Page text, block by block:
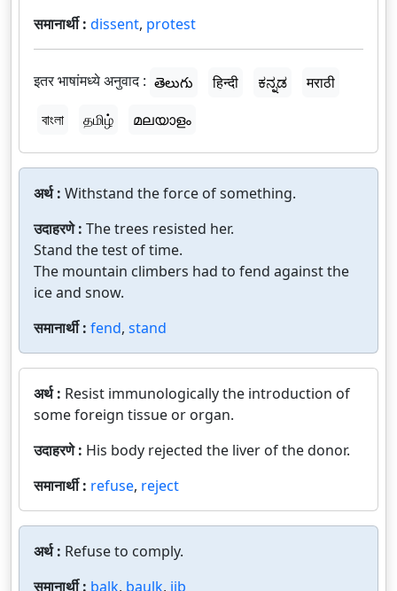
समानार्थी : dissent, protest
इतर भाषांमध्ये अनुवाद : తెలుగు हिन्दी ಕನ್ನಡ
मराठी
বাংলা
தமிழ் മലയാളം
अर्थ : Withstand the force of something.
उदाहरणे : The trees resisted her.
Stand the test of time.
The mountain climbers had to fend against the
ice and snow.
समानार्थी : fend, stand
अर्थ : Resist immunologically the introduction of
some foreign tissue or organ.
उदाहरणे : His body rejected the liver of the donor.
समानार्थी : refuse, reject
अर्थ : Refuse to comply.
समानार्थी : balk, baulk, jib